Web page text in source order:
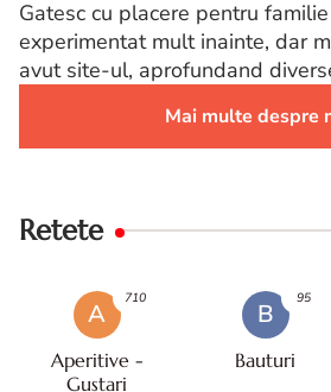
Gatesc cu placere pentru
experimentat mult inainte, dar
avut site-ul, aprofundand
Mai multe despre
Retete
A
Aperitive -
Gustari
710
B
Bauturi
95